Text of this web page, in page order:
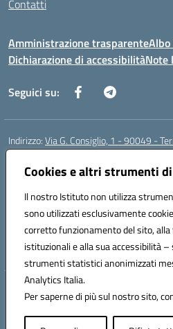
Cookies e altri strumenti
Il nostro Istituto non utilizza
sono utilizzati esclusivamente
corretto funzionamento del sito,
istituzionali e alla sua accessibilità
strumenti statistici anonimizzati
Analytics Italia.
Per saperne di più sul nostro sito,
Contatti
Amministrazione trasparente
Dichiarazione di accessibilitàNote
Seguici su:
Indirizzo:Via G. Consiglio, 1 - 90049 -
Centralino:
Posta elettronica certificata (PEC):
Codice fiscale: 80025710825
Codice meccanografico:PAIC88700D
Codice Indice delle Pubbliche
Codice unico di fatturazione (CUF): UF7LHF
Hosting & Powered
Concept & Design